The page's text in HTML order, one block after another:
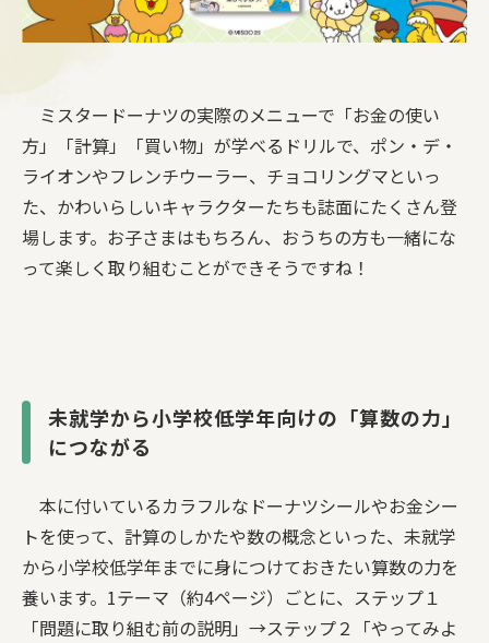
ミスタードーナツの実際のメニューで「お金の使い
方」「計算」「買い物」が学べるドリルで、ポン・デ・
ライオンやフレンチウーラー、チョコリングマといっ
た、かわいらしいキャラクターたちも誌面にたくさん登
場します。お子さまはもちろん、おうちの方も一緒にな
って楽しく取り組むことができそうですね！
未就学から小学校低学年向けの「算数の力」
につながる
本に付いているカラフルなドーナツシールやお金シー
トを使って、計算のしかたや数の概念といった、未就学
から小学校低学年までに身につけておきたい算数の力を
養います。1テーマ（約4ページ）ごとに、ステップ１
「問題に取り組む前の説明」→ステップ２「やってみよ